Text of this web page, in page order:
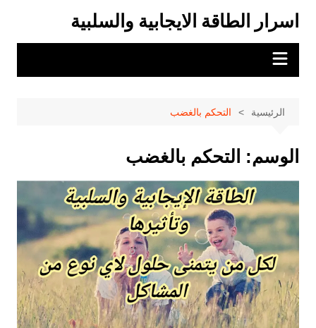
المحتوى
اسرار الطاقة الايجابية والسلبية
الرئيسية التحكم بالغضب
الوسم: التحكم بالغضب